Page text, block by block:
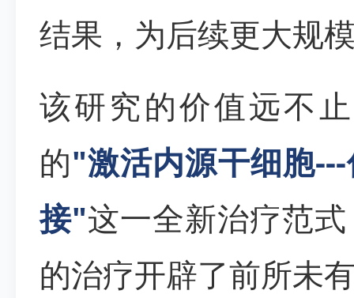
结果，为后续更大规
该研究的价值远不
的"激活内源干细胞
接"这一全新治疗范
的治疗开辟了前所未